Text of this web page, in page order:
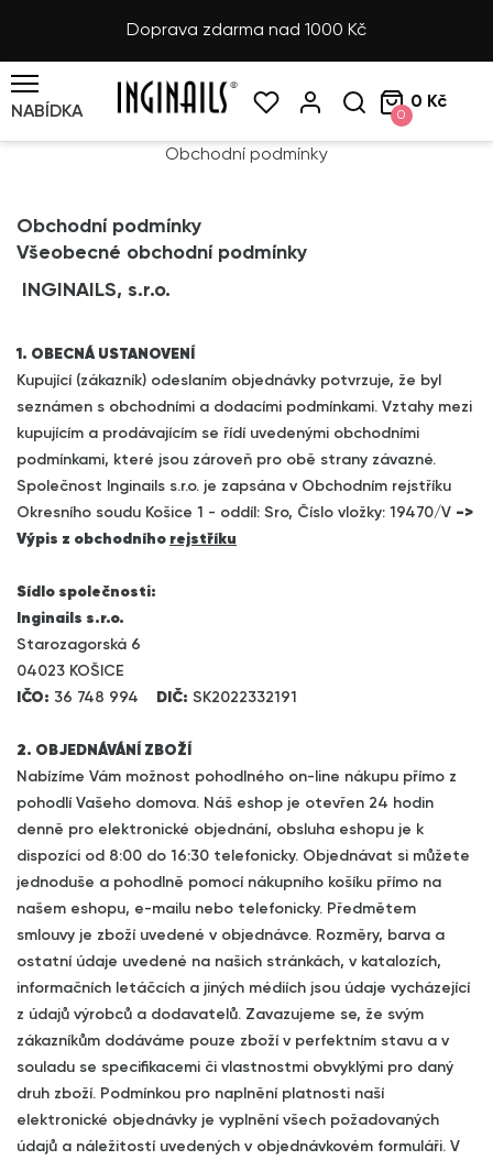
Doprava zdarma nad 1000 Kč
NABÍDKA 0
0 Kč
Obchodní podmínky
Obchodní podmínky
Všeobecné obchodní podmínky
INGINAILS, s.r.o.
1. OBECNÁ USTANOVENÍ
Kupující (zákazník) odeslaním objednávky potvrzuje, že byl
seznámen s obchodními a dodacími podmínkami. Vztahy mezi
kupujícím a prodávajícím se řídí uvedenými obchodními
podmínkami, které jsou zároveň pro obě strany závazné.
Společnost Inginails s.r.o. je zapsána v Obchodním rejstříku
Okresního soudu Košice 1 - oddíl: Sro, Číslo vložky: 19470/V ->
Výpis z obchodního rejstříku
Sídlo společnosti:
Inginails s.r.o.
Starozagorská 6
04023 KOŠICE
IČO: 36 748 994 DIČ: SK2022332191
2. OBJEDNÁVÁNÍ ZBOŽÍ
Nabízíme Vám možnost pohodlného on-line nákupu přímo z
pohodlí Vašeho domova. Náš eshop je otevřen 24 hodin
denně pro elektronické objednání, obsluha eshopu je k
dispozíci od 8:00 do 16:30 telefonicky. Objednávat si můžete
jednoduše a pohodlně pomocí nákupního košíku přímo na
našem eshopu, e-mailu nebo telefonicky. Předmětem
smlouvy je zboží uvedené v objednávce. Rozměry, barva a
ostatní údaje uvedené na našich stránkách, v katalozích,
informačních letáčcích a jiných médiích jsou údaje vycházející
z údajů výrobců a dodavatelů. Zavazujeme se, že svým
zákazníkům dodáváme pouze zboží v perfektním stavu a v
souladu se specifikacemi či vlastnostmi obvyklými pro daný
druh zboží. Podmínkou pro naplnění platnosti naší
elektronické objednávky je vyplnění všech požadovaných
údajů a náležitostí uvedených v objednávkovém formuláři. V